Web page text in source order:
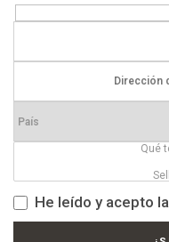
He leído y acepto la